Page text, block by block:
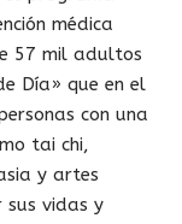
médica
57 mil adultos
Día» que en el
con una
tai chi,
y artes
sus vidas y